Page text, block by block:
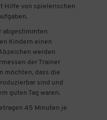
Hilfe von spielerischen
abgestimmten
Kindern einen
werden
der Trainer
möchten, dass die
sind und
guten Tag waren.
45 Minuten je